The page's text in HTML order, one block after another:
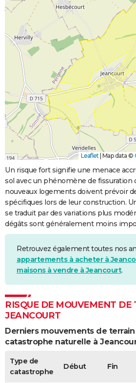
Leaflet | Map data ©
Un risque fort signifie une menace
sol avec un phénomène de fissuration
nouveaux logements doivent prévoir
spécifiques lors de leur construction.
se traduit par des variations plus
dégâts sont généralement moins
Retrouvez également toutes nos
appartements à acheter à
maisons à vendre à Jeancourt.
RISQUE DE MOUVEMENT DE
JEANCOURT
Derniers mouvements de
catastrophe naturelle à
Type de
catastrophe
Début Fin